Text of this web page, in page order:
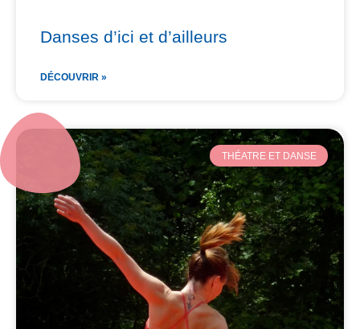
Danses d’ici et d’ailleurs
DÉCOUVRIR »
THÉATRE ET DANSE